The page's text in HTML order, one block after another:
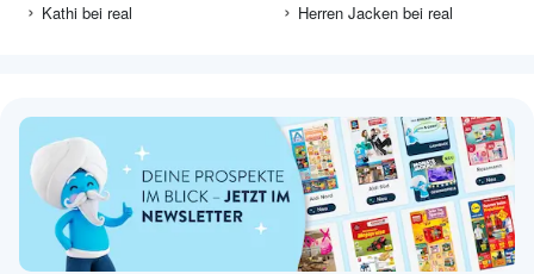
Kathi bei real
Herren Jacken bei real